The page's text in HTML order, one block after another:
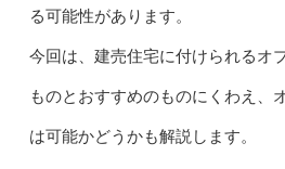
る可能性があります。
今回は、建売住宅に付けられるオ
ものとおすすめのものにくわえ、
は可能かどうかも解説します。